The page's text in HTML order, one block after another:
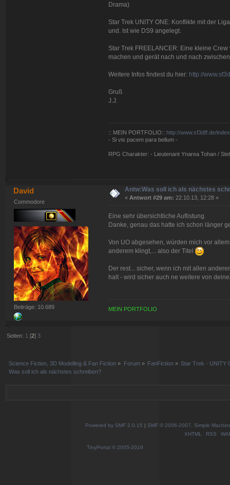
Drama)
Star Trek UNITY ONE: Konflikte mit der
und. Ist wie DS9 angelegt.
Star Trek FREELANCER: Eine kleine
machen und gerät nach und nach
Weitere Infos findest du hier: http://
Gruß
J.J.
:: MEIN PORTFOLIO:: http://www.sf3dff.de/
- Si vis pacem para bellum -
RPG Charakter: - Lieutenant Ynarea Tohan /
David
Commodore
Beiträge: 10.689
Antw:Was soll ich als nächstes
« Antwort #29 am: 22.10.13, 12:28 »
Eine sehr übersichtliche Auflistung.
Danke, genau das hatte ich schon länger
Von UO abgesehen, würden mich vor
anderem klingt,... also der Titel
Der rest... sicher, wenn ich mit allen
halt - wird sicher auch ne weitere von
MEIN PORTFOLIO
Seiten: 1 [2]3
Science Fiction, 3D Modelling & Fan Fiction » Forum» FanFiction » Star Trek - UNITY
Was soll ich als nächstes schreiben?
Powered by SMF 2.0.15 | SMF © 2006-2007, Simple
XHTML
RSS
TinyPortal © 2005-2019